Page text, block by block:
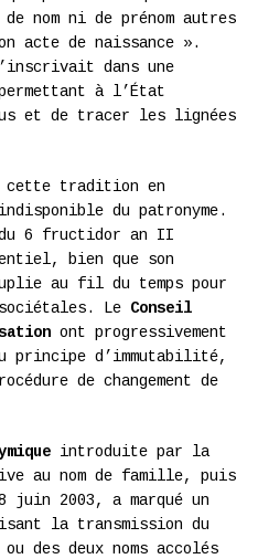
nom ni de prénom autres
acte de naissance ».
dans une
à l’État
et de tracer les lignées
cette tradition en
du patronyme.
6 fructidor an II
bien que son
au fil du temps pour
Le Conseil
ont progressivement
principe d’immutabilité,
de changement de
introduite par la
au nom de famille, puis
juin 2003, a marqué un
la transmission du
des deux noms accolés